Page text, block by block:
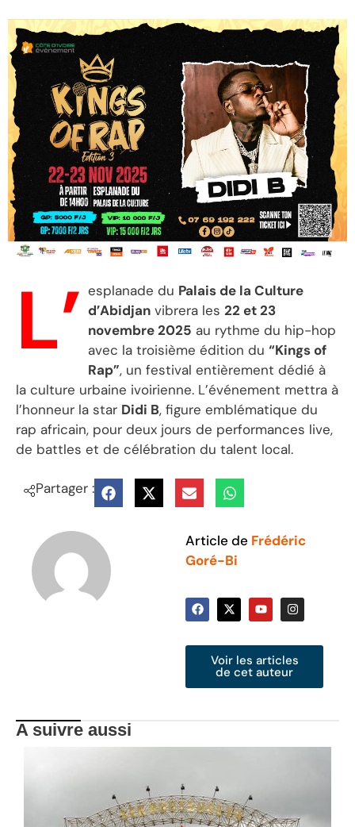
L’ esplanade du Palais de la Culture
d’Abidjan vibrera les 22 et 23
novembre 2025 au rythme du hip-hop
avec la troisième édition du “Kings of
Rap”, un festival entièrement dédié à
la culture urbaine ivoirienne. L’événement mettra à
l’honneur la star Didi B, figure emblématique du
rap africain, pour deux jours de performances live,
de battles et de célébration du talent local.
Partager :
Article de Frédéric
Goré-Bi
Voir les articles
de cet auteur
A suivre aussi